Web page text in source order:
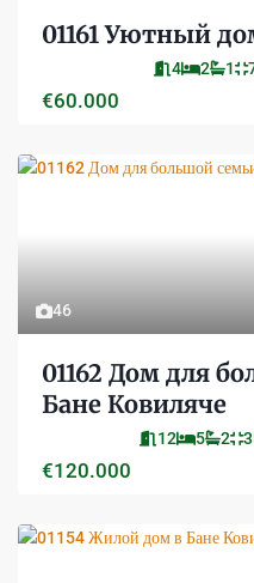
01161 Уютный
4 2 1
€60.000
46
01162 Дом для
Бане Ковиляче
12 5 2
€120.000